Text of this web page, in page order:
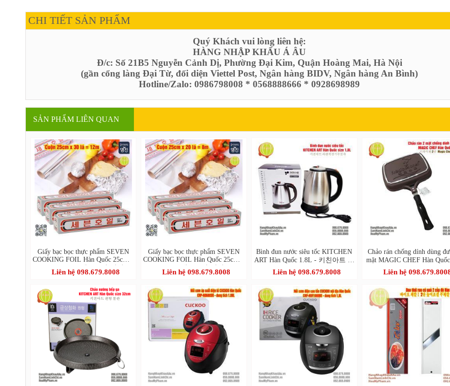
CHI TIẾT SẢN PHẨM
Quý Khách vui lòng liên hệ:
HÀNG NHẬP KHẨU Á ÂU
Đ/c: Số 21B5 Nguyễn Cảnh Dị, Phường Đại Kim, Quận Hoàng Mai, Hà Nội
(gần cổng làng Đại Từ, đối diện Viettel Post, Ngân hàng BIDV, Ngân hàng An Bình)
Hotline/Zalo: 0986798008 * 0568888666 * 0928698989
SẢN PHẨM LIÊN QUAN
Giấy bạc bọc thực phẩm SEVEN
COOKING FOIL Hàn Quốc 25cm x
30 lá = 12m - 세븐호일(명진)
25cm x 30호
Liên hệ 098.679.8008
Giấy bạc bọc thực phẩm SEVEN
COOKING FOIL Hàn Quốc 25cm x
20 lá = 8m - 세븐호일(명진) 25cm
x 20호
Liên hệ 098.679.8008
Bình đun nước siêu tốc KITCHEN
ART Hàn Quốc 1.8L - 키친아트 라
팔퀵전기주전자
Liên hệ 098.679.8008
Chảo rán chống dính dùng
mặt MAGIC CHEF Hàn Quốc
라이팬 2면 Magic Chef
Liên hệ